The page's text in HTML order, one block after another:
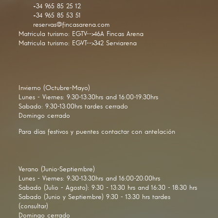
+34 965 85 25 12
+34 965 85 53 51
reservas@fincasarena.com
Matricula turismo: EGTV-->46A Fincas Arena
Matricula turismo: EGVT-->342 Serviarena
Invierno (Octubre-Mayo)
Lunes - Viernes: 9:30-13:30hrs and 16:00-19:30hrs
Sabado: 9:30-13:00hrs tardes cerrado
Domingo cerrado
Para días festivos y puentes contactar con antelación
Verano (Junio-Septiembre)
Lunes - Viernes: 9:30-13:30hrs and 16:00-20:00hrs
Sabado (Julio - Agosto): 9:30 - 13:30 hrs and 16:30 - 18:30 hrs
Sabado (Junio y Septiembre) 9:30 - 13:30 hrs tardes
(consultar)
Domingo cerrado